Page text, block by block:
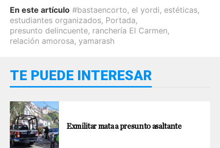
En este artículo #bastaencorto, el yordi, estéticas,
estudiantes organizados, Portada,
presunto delincuente, ranchería El Carmen,
relación amorosa, yamarash
TE PUEDE INTERESAR
Exmilitar mata a presunto asaltante